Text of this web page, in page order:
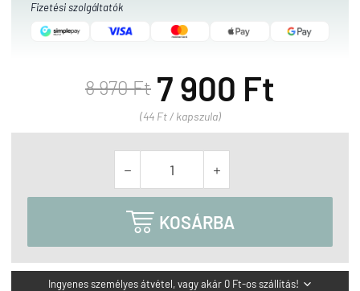
Fizetési szolgáltatók
8 970 Ft 7 900 Ft
(44 Ft / kapszula)
 
 KOSÁRBA
Ingyenes személyes átvétel, vagy akár 0 Ft-os szállítás! 